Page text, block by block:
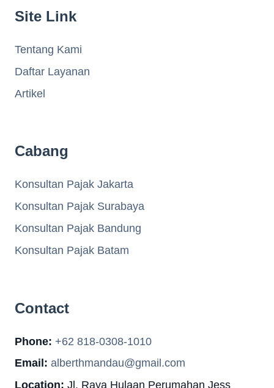
Site Link
Tentang Kami
Daftar Layanan
Artikel
Cabang
Konsultan Pajak Jakarta
Konsultan Pajak Surabaya
Konsultan Pajak Bandung
Konsultan Pajak Batam
Contact
Phone: +62 818-0308-1010
Email: alberthmandau@gmail.com
Location: Jl. Raya Hulaan Perumahan Jess